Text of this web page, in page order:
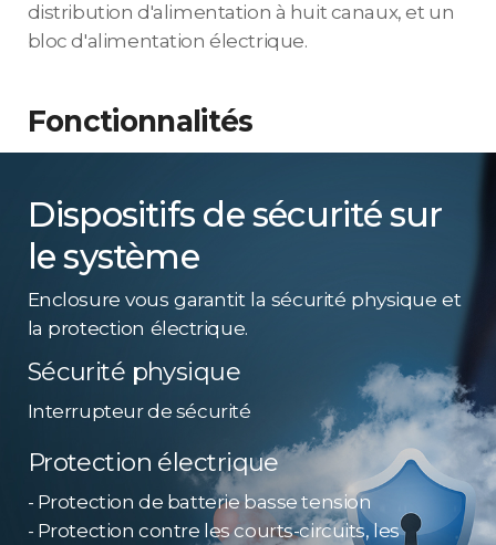
distribution d'alimentation à huit canaux, et un
bloc d'alimentation électrique.
Fonctionnalités
Dispositifs de sécurité sur
le système
Enclosure vous garantit la sécurité physique et
la protection électrique.
Sécurité physique
Interrupteur de sécurité
Protection électrique
- Protection de batterie basse tension
- Protection contre les courts-circuits, les